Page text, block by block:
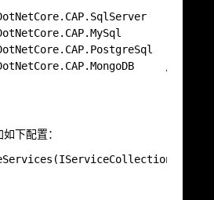
下配置：